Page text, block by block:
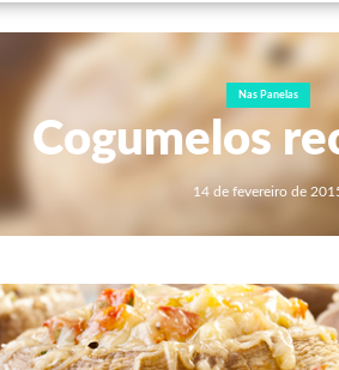
Nas Panelas
Cogumelos
14 de fevereiro de